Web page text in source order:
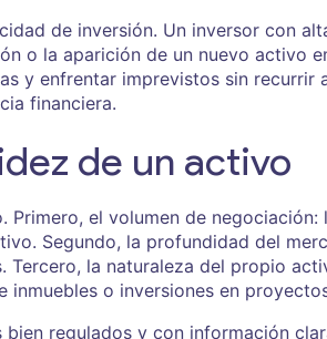
de inversión. Un inversor con
o la aparición de un nuevo activo
y enfrentar imprevistos sin recurrir
financiera.
de un activo
el volumen de
Segundo, la profundidad del
la naturaleza del propio
o inversiones en
regulados y con información